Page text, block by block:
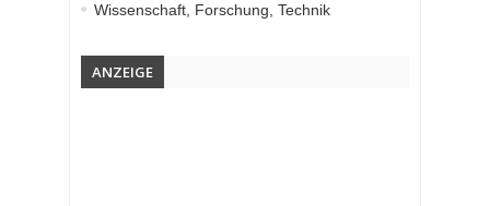
Wissenschaft, Forschung, Technik
ANZEIGE